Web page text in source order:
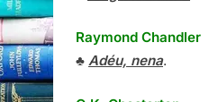
Raymond Chandler
♣ Adéu, nena.